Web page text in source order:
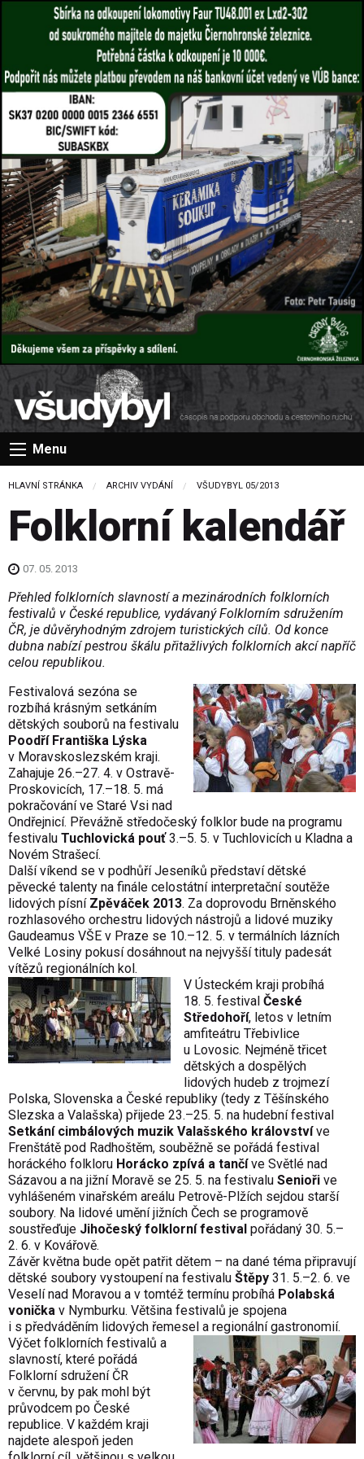
Menu
HLAVNÍ STRÁNKA ARCHIV VYDÁNÍ VŠUDYBYL 05/2013
Folklorní kalendář
07. 05. 2013
Přehled folklorních slavností a mezinárodních folklorních
festivalů v České republice, vydávaný Folklorním sdružením
ČR, je důvěryhodným zdrojem turistických cílů. Od konce
dubna nabízí pestrou škálu přitažlivých folklorních akcí napříč
celou republikou.
Festivalová sezóna se
rozbíhá krásným setkáním
dětských souborů na festivalu
Poodří Františka Lýska
v Moravskoslezském kraji.
Zahajuje 26.–27. 4. v Ostravě-
Proskovicích, 17.–18. 5. má
pokračování ve Staré Vsi nad
Ondřejnicí. Převážně středočeský folklor bude na programu
festivalu Tuchlovická pouť3.–5. 5. v Tuchlovicích u Kladna a
Novém Strašecí.
Další víkend se v podhůří Jeseníků představí dětské
pěvecké talenty na finále celostátní interpretační soutěže
lidových písní Zpěváček 2013. Za doprovodu Brněnského
rozhlasového orchestru lidových nástrojů a lidové muziky
Gaudeamus VŠE v Praze se 10.–12. 5. v termálních lázních
Velké Losiny pokusí dosáhnout na nejvyšší tituly padesát
vítězů regionálních kol.
V Ústeckém kraji probíhá
18. 5. festival České
Středohoří, letos v letním
amfiteátru Třebivlice
u Lovosic. Nejméně třicet
dětských a dospělých
lidových hudeb z trojmezí
Polska, Slovenska a České republiky (tedy z Těšínského
Slezska a Valašska) přijede 23.–25. 5. na hudební festival
Setkání cimbálových muzik Valašského královstvíve
Frenštátě pod Radhoštěm, souběžně se pořádá festival
horáckého folkloru Horácko zpívá a tančíve Světlé nad
Sázavou a na jižní Moravě se 25. 5. na festivalu Senioři ve
vyhlášeném vinařském areálu Petrově-Plžích sejdou starší
soubory. Na lidové umění jižních Čech se programově
soustřeďuje Jihočeský folklorní festival pořádaný 30. 5.–
2. 6. v Kovářově.
Závěr května bude opět patřit dětem – na dané téma připravují
dětské soubory vystoupení na festivalu Štěpy 31. 5.–2. 6. ve
Veselí nad Moravou a v tomtéž termínu probíhá Polabská
vonička v Nymburku. Většina festivalů je spojena
i s předváděním lidových řemesel a regionální gastronomií.
Výčet folklorních festivalů a
slavností, které pořádá
Folklorní sdružení ČR
v červnu, by pak mohl být
průvodcem po České
republice. V každém kraji
najdete alespoň jeden